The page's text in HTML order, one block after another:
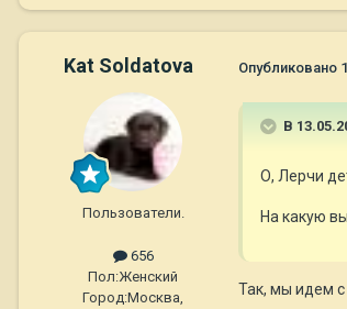
Kat Soldatova
Пользователи.
656
Пол:Женский
Город:Москва,
Опубликовано
В
О, Лерчи
На какую
Так, мы идем